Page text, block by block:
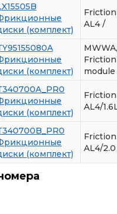
(комплект)
AL4 /
(комплект)
MWWA,
Friction
module
(комплект)
AL4/
(комплект)
AL4/2.0